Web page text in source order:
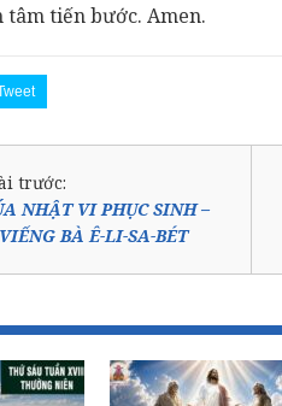
tâm tiến bước. Amen.
trước:
NHẬT VI PHỤC SINH –
BÀ Ê-LI-SA-BÉT